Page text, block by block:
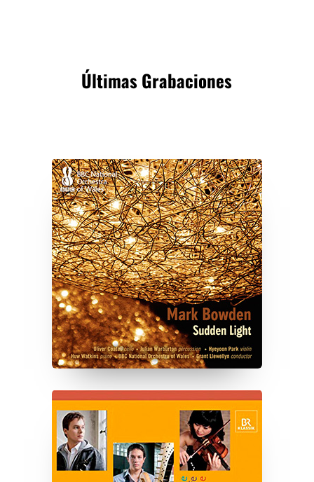
Últimas Grabaciones